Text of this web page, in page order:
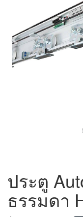
Previous
ประตู
ธรรมดา